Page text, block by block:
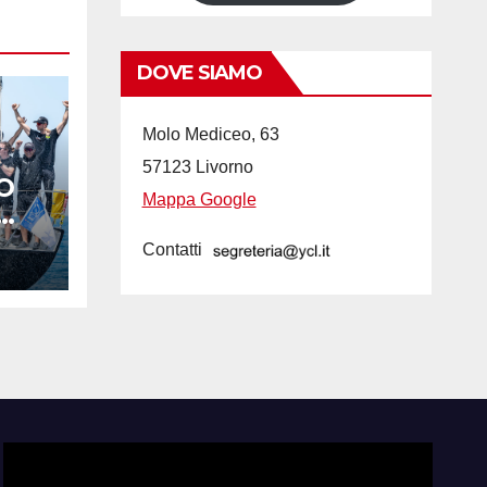
DOVE SIAMO
Molo Mediceo, 63
57123 Livorno
Mappa Google
Contatti